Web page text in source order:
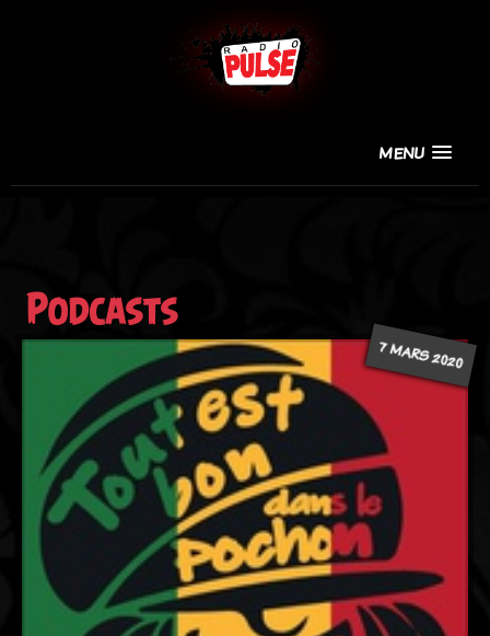
MENU
Podcasts
7 MARS 2020